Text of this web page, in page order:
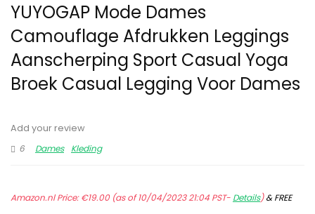
YUYOGAP Mode Dames
Camouflage Afdrukken Leggings
Aanscherping Sport Casual Yoga
Broek Casual Legging Voor Dames
Add your review
6
Dames Kleding
Amazon.nl Price:€19.00(as of 10/04/2023 21:04 PST- Details)&FREE